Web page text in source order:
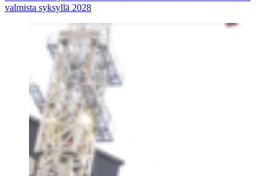
valmista syksyllä 2028